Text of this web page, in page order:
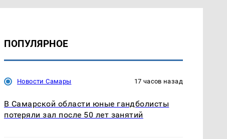
ПОПУЛЯРНОЕ
Новости Самары 17 часов назад
В Самарской области юные гандболисты
потеряли зал после 50 лет занятий